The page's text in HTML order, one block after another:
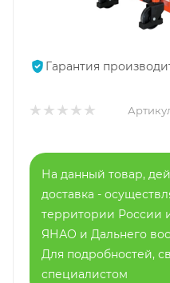
Гарантия
На данный товар,
доставка -
территории России
ЯНАО и Дальнего
Для подробностей,
специалистом